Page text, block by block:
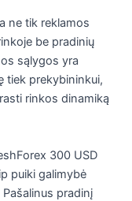
ne tik reklamos
be pradinių
sąlygos yra
tiek prekybininkui,
rinkos dinamiką
300 USD
puiki galimybė
pradinį